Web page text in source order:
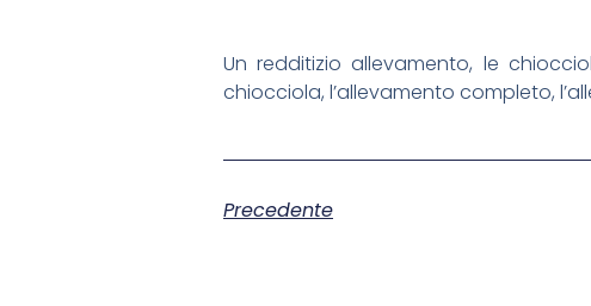
Un redditizio allevamento, le
chiocciola, l’allevamento completo,
Precedente